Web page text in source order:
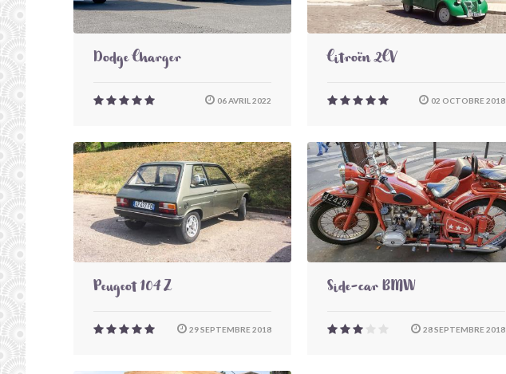
Dodge Charger
06 AVRIL 2022
Citroën 2CV
02 OCTOBRE 2018
Peugeot 104 Z
29 SEPTEMBRE 2018
Side-car BMW
28 SEPTEMBRE 2018